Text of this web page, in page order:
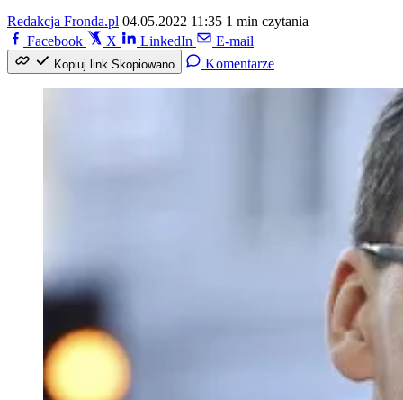
Redakcja Fronda.pl 04.05.2022 11:35 1 min czytania
Facebook
X LinkedIn E-mail
Kopiuj link Skopiowano Komentarze